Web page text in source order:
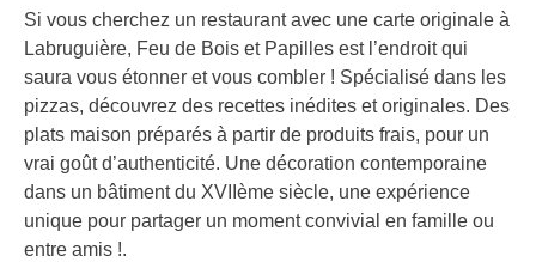
Si vous cherchez un restaurant avec une carte originale à
Labruguière, Feu de Bois et Papilles est l’endroit qui
saura vous étonner et vous combler ! Spécialisé dans les
pizzas, découvrez des recettes inédites et originales. Des
plats maison préparés à partir de produits frais, pour un
vrai goût d’authenticité. Une décoration contemporaine
dans un bâtiment du XVIIème siècle, une expérience
unique pour partager un moment convivial en famille ou
entre amis !.